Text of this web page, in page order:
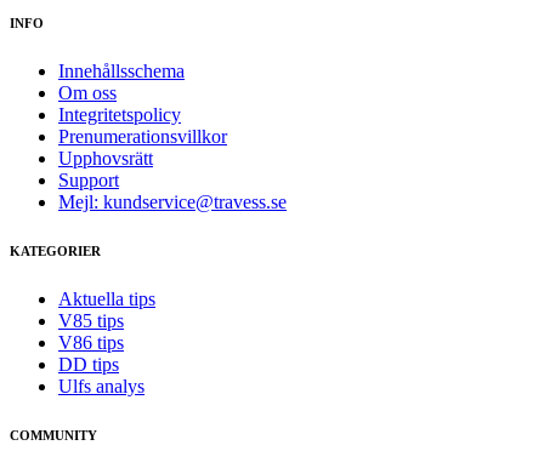
INFO
Innehållsschema
Om oss
Integritetspolicy
Prenumerationsvillkor
Upphovsrätt
Support
Mejl: kundservice@travess.se
KATEGORIER
Aktuella tips
V85 tips
V86 tips
DD tips
Ulfs analys
COMMUNITY